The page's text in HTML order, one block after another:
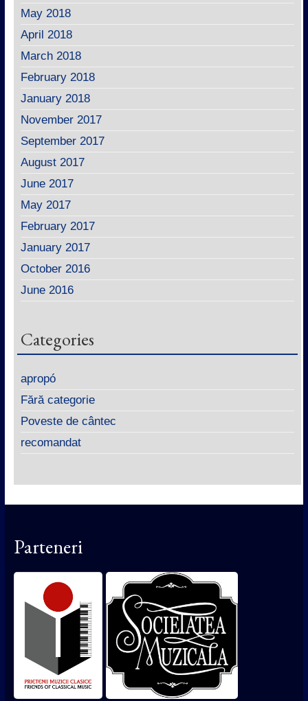
May 2018
April 2018
March 2018
February 2018
January 2018
November 2017
September 2017
August 2017
June 2017
May 2017
February 2017
January 2017
October 2016
June 2016
Categories
apropó
Fără categorie
Poveste de cântec
recomandat
Parteneri